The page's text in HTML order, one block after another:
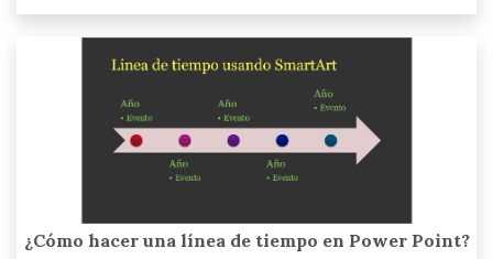
¿Cómo hacer una línea de tiempo en Power Point?